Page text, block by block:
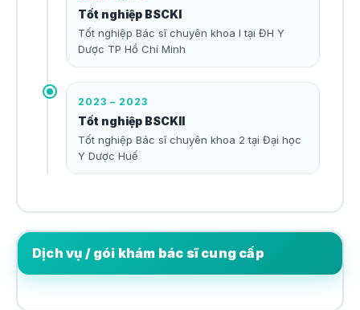
Tốt nghiệp BSCKI
Tốt nghiệp Bác sĩ chuyên khoa I tại ĐH Y
Dược TP Hồ Chí Minh
2023 – 2023
Tốt nghiệp BSCKII
Tốt nghiệp Bác sĩ chuyên khoa 2 tại Đại học
Y Dược Huế
Dịch vụ / gói khám bác sĩ cung cấp